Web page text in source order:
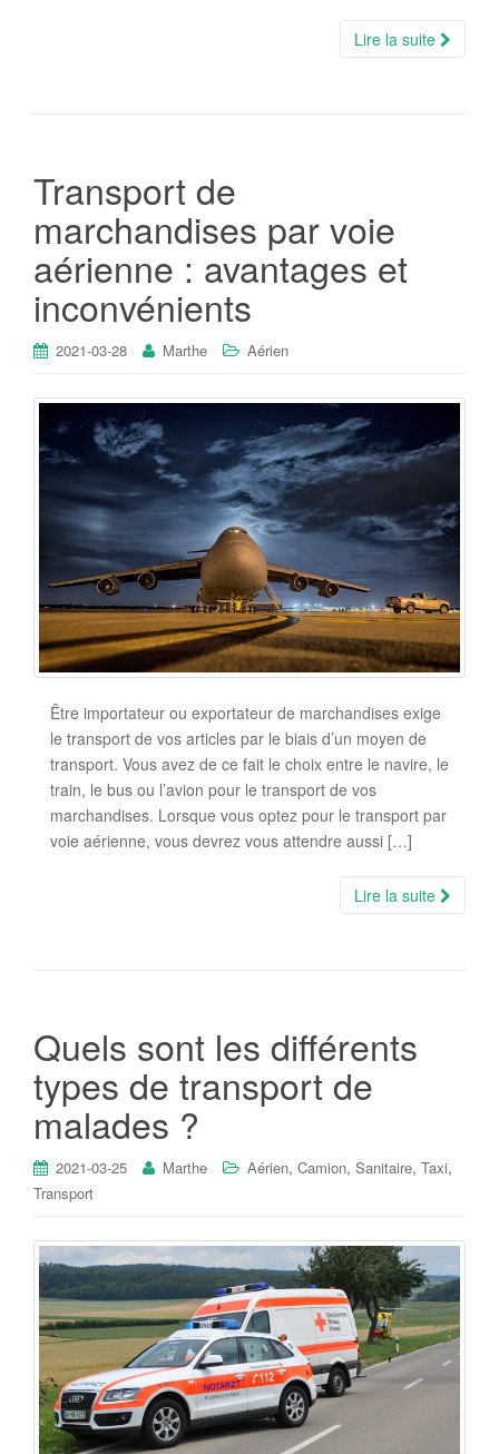
Lire la suite
Transport de
marchandises par voie
aérienne : avantages et
inconvénients
2021-03-28 Marthe Aérien
Être importateur ou exportateur de marchandises exige
le transport de vos articles par le biais d’un moyen de
transport. Vous avez de ce fait le choix entre le navire, le
train, le bus ou l’avion pour le transport de vos
marchandises. Lorsque vous optez pour le transport par
voie aérienne, vous devrez vous attendre aussi […]
Lire la suite
Quels sont les différents
types de transport de
malades ?
2021-03-25 Marthe Aérien, Camion, Sanitaire, Taxi,
Transport